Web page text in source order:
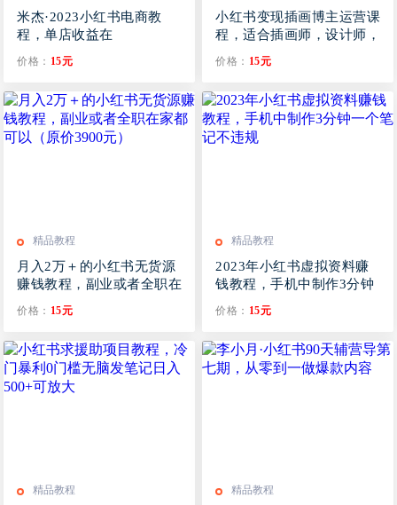
米杰·2023小红书电商教
程，单店收益在
价格： 15元
小红书变现插画博主运营课
程，适合插画师，设计师，
价格： 15元
精品教程
月入2万＋的小红书无货源
赚钱教程，副业或者全职在
价格： 15元
精品教程
2023年小红书虚拟资料赚
钱教程，手机中制作3分钟
价格： 15元
精品教程 精品教程